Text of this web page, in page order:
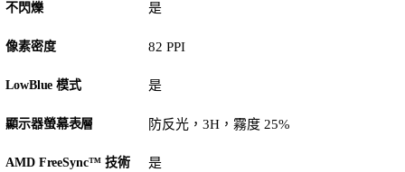
不閃爍 是
像素密度 82 PPI
LowBlue 模式 是
顯示器螢幕表層 防反光，3H，霧度 25%
AMD FreeSync™ 技術 是